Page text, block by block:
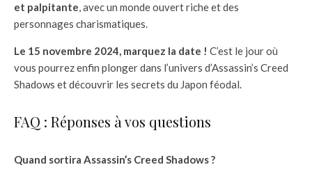
et palpitante, avec un monde ouvert riche et des
personnages charismatiques.
Le 15 novembre 2024, marquez la date ! C’est le jour où
vous pourrez enfin plonger dans l’univers d’Assassin’s Creed
Shadows et découvrir les secrets du Japon féodal.
FAQ : Réponses à vos questions
Quand sortira Assassin’s Creed Shadows ?